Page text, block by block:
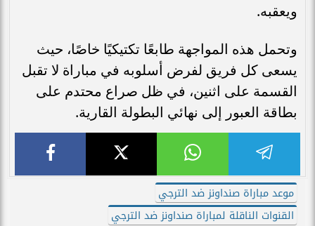
ويعقبه.
وتحمل هذه المواجهة طابعًا تكتيكيًا خاصًا، حيث
يسعى كل فريق لفرض أسلوبه في مباراة لا تقبل
القسمة على اثنين، في ظل صراع محتدم على
بطاقة العبور إلى نهائي البطولة القارية.
موعد مباراة صنداونز ضد الترجي
القنوات الناقلة لمباراة صنداونز ضد الترجي